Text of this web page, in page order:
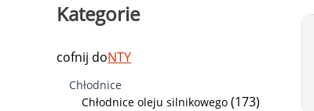
Kategorie
cofnij doNTY
Chłodnice
Chłodnice oleju silnikowego (173)